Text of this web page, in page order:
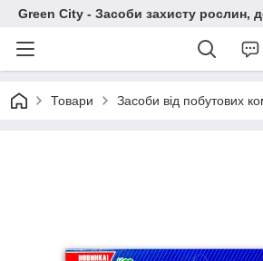
Green City - Засоби захисту рослин,
Товари Засоби від побутових